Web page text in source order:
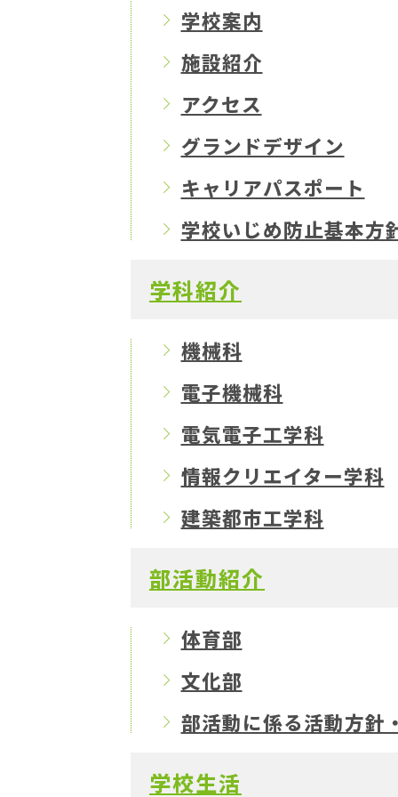
学校案内
施設紹介
アクセス
グランドデザイン
キャリアパスポート
学校いじめ防止基本方
学科紹介
機械科
電子機械科
電気電子工学科
情報クリエイター学科
建築都市工学科
部活動紹介
体育部
文化部
部活動に係る活動方針
学校生活